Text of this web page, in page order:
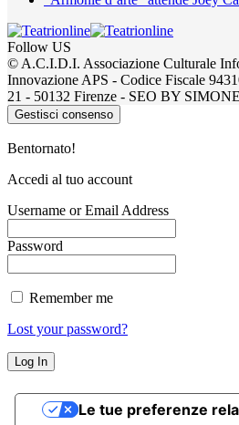
Follow US
© A.C.I.D.I. Associazione Culturale
Innovazione APS - Codice Fiscale
21 - 50132 Firenze - SEO BY
Gestisci consenso
Bentornato!
Accedi al tuo account
Username or Email Address
Password
Remember me
Lost your password?
Le tue preferenze